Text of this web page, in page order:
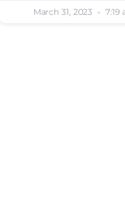
March 31, 2023 7:19